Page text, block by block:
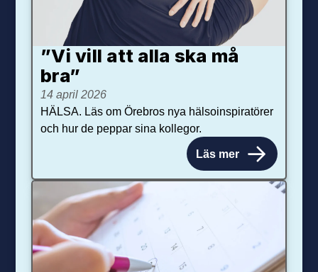
”Vi vill att alla ska må
bra”
14 april 2026
HÄLSA. Läs om Örebros nya hälsoinspiratörer
och hur de peppar sina kollegor.
Läs mer